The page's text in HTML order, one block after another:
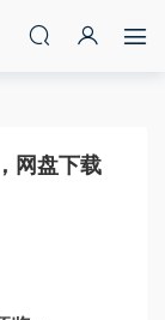
网盘下载